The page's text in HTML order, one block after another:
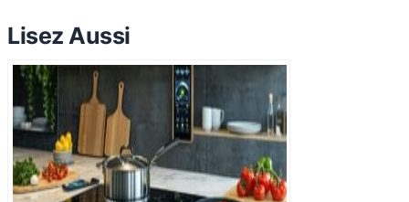
Lisez Aussi